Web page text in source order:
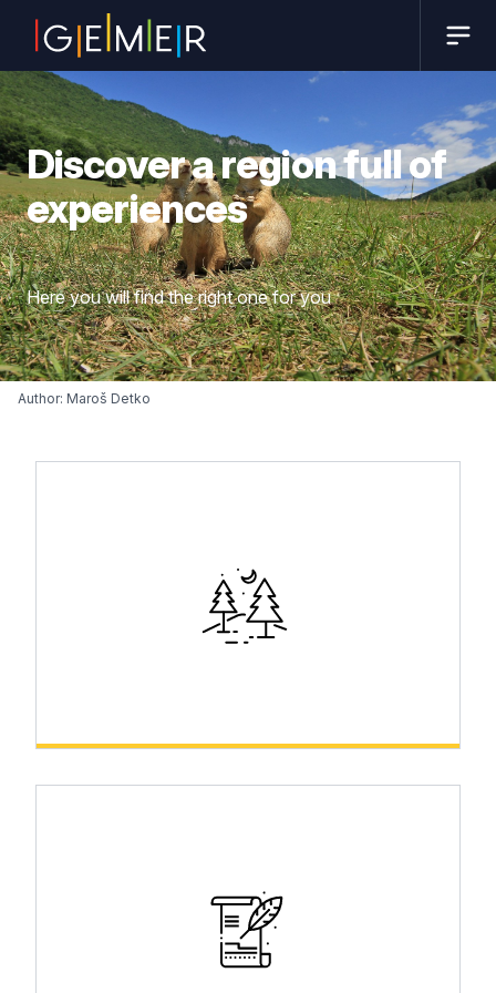
Discover a region full of
experiences
Here you will find the right one for you
Author: Maroš Detko
Nature